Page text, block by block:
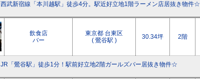
西武新宿線「本川越駅」徒歩4分。駅近好立地1階ラーメン店居抜き物件☆
飲食店
バー
東京都 台東区
( 鶯谷駅 )
30.34坪 2階
JR「鶯谷駅」徒歩1分！駅前好立地2階ガールズバー居抜き物件☆